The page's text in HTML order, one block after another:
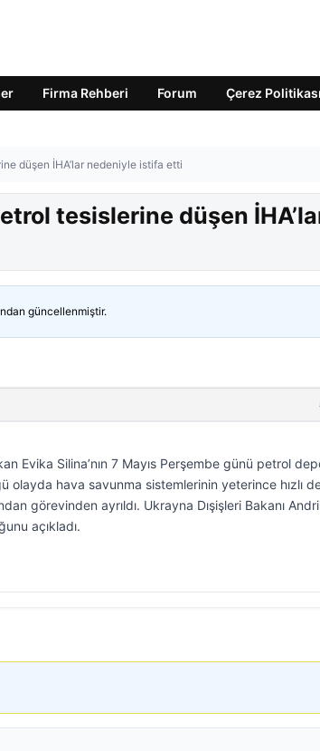
Firma Rehberi Forum Çerez Politikası
düşen İHA’lar nedeniyle istifa etti
tesislerine düşen
güncellenmiştir.
Evika Silina’nın 7 Mayıs Perşembe günü petrol
olayda hava savunma sistemlerinin yeterince hızlı
görevinden ayrıldı. Ukrayna Dışişleri Bakanı
açıkladı.